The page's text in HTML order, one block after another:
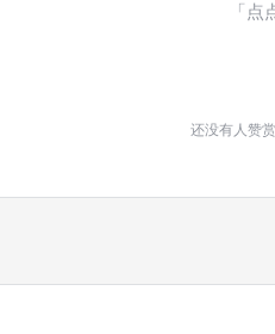
「点
还没有人赞